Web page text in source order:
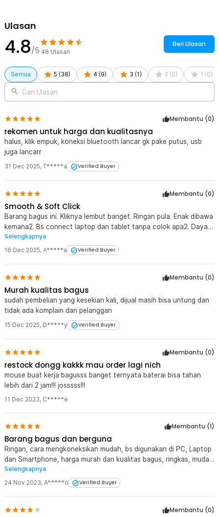
Ulasan
4.8/5 48 Ulasan
Beri Ulasan
Semua 5 (38) 4 (9) 3 (1 ) 2 (0) 1 (0)
Cari Ulasan
Membantu (0)
rekomen untuk harga dan kualitasnya
halus, klik empuk, koneksi bluetooth lancar gk pake putus, usb
juga lancarr
31 Dec 2025, T*****a Verified Buyer
Membantu (0)
Smooth & Soft Click
Barang bagus ini. Kliknya lembut banget. Ringan pula. Enak dibawa
kemana2. Bs connect laptop dan tablet tanpa colok apa2. Daya
tahan lebih lama dari yg di deskripsi. Thanks jaknot
Selengkapnya
16 Dec 2025, A*****a Verified Buyer
Membantu (0)
Murah kualitas bagus
sudah pembelian yang kesekian kali, dijual masih bisa untung dan
tidak ada komplain dari pelanggan
15 Dec 2025, D*****y Verified Buyer
Membantu (0)
restock dongg kakkk mau order lagi nich
mouse buat kerja bagusss banget ternyata baterai bisa tahan
lebih dari 2 jam!!! josssss!!!
11 Dec 2023, C*****e
Membantu (1)
Barang bagus dan berguna
Ringan, cara mengkoneksikan mudah, bs digunakan di PC, Laptop
dan Smartphone, harga murah dan kualitas bagus, ringkas, mudah
dibawa kemana-mana.
Selengkapnya
24 Nov 2023, A*****o Verified Buyer
Membantu (0)